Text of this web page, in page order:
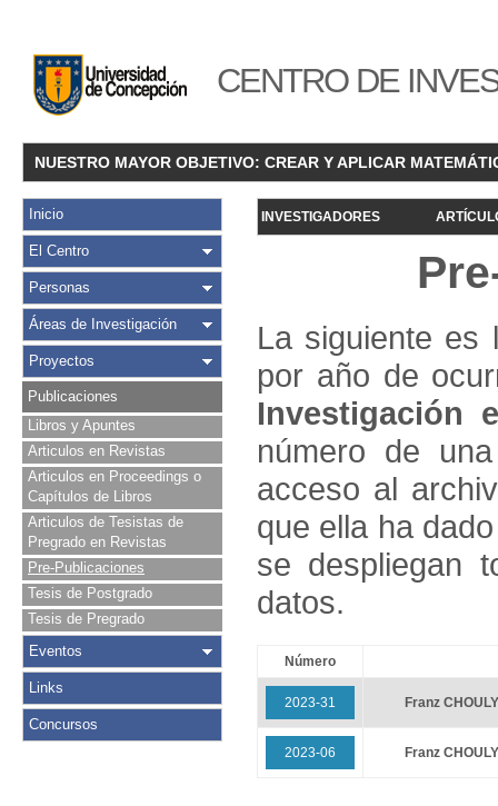
CENTRO DE
NUESTRO MAYOR OBJETIVO: CREAR Y APLICAR
Inicio
El Centro
Personas
Áreas de Investigación
Proyectos
Publicaciones
Libros y Apuntes
Articulos en Revistas
Articulos en Proceedings o
Capítulos de Libros
Articulos de Tesistas de
Pregrado en Revistas
Pre-Publicaciones
Tesis de Postgrado
Tesis de Pregrado
Eventos
Links
Concursos
INVESTIGADORES
La siguiente es
por año de
Investigación
número de
acceso al
que ella ha
se despliegan
datos.
Número
2023-31 Franz CHOULY
2023-06 Franz CHOULY